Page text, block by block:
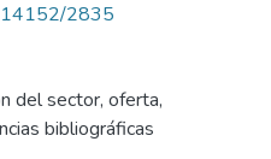
2835
del sector, oferta,
bibliográficas